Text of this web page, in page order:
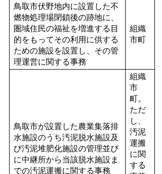
鳥取市伏野地内に設置した不
燃物処理場閉鎖後の跡地に、
圏域住民の福祉を増進する目
的をもってその利用に供する
ための施設を設置し、その管
理運営に関する事務
組織
市町
鳥取市が設置した農業集落排
水施設のうち汚泥脱水施設及
び汚泥堆肥化施設の管理並び
に中継所から当該脱水施設ま
での汚泥運搬に関する事務
組織
市
町。
ただ
し、
汚泥
運搬
に関
する